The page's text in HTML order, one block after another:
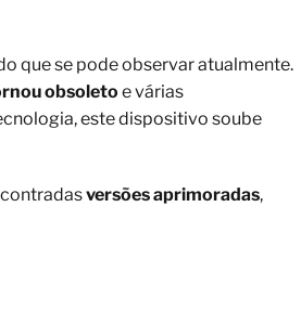
que se pode observar atualmente.
obsoleto e várias
este dispositivo soube
versões aprimoradas,